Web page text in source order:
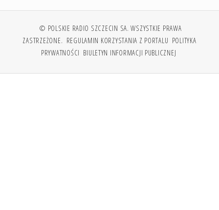
© POLSKIE RADIO SZCZECIN SA. WSZYSTKIE PRAWA
ZASTRZEŻONE. REGULAMIN KORZYSTANIA Z PORTALU POLITYKA
PRYWATNOŚCI BIULETYN INFORMACJI PUBLICZNEJ